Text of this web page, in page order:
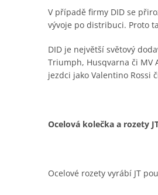
V případě firmy DID se
vývoje po distribuci. Proto
DID je největší světový
Triumph, Husqvarna či MV
jezdci jako Valentino Rossi
Ocelová kolečka a rozety
Ocelové rozety vyrábí JT